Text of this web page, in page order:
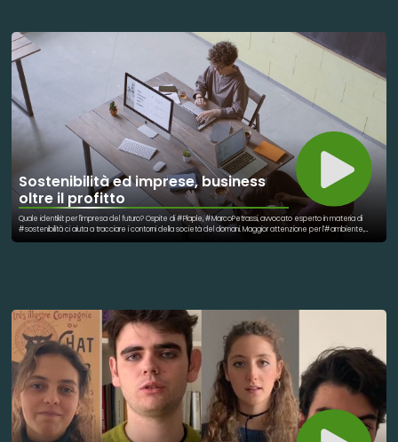
Sostenibilità ed imprese, business
oltre il profitto
Quale identikit per l'impresa del futuro? Ospite di #Plaple, #MarcoPetrassi, avvocato esperto in materia di
#sostenibilità ci aiuta a tracciare i contorni della società del domani. Maggior attenzione per l'#ambiente,